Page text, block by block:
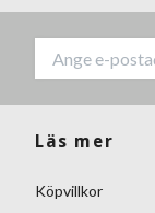
Läs mer
Köpvillkor